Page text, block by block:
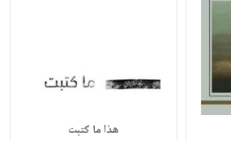
هذا ما كتبت